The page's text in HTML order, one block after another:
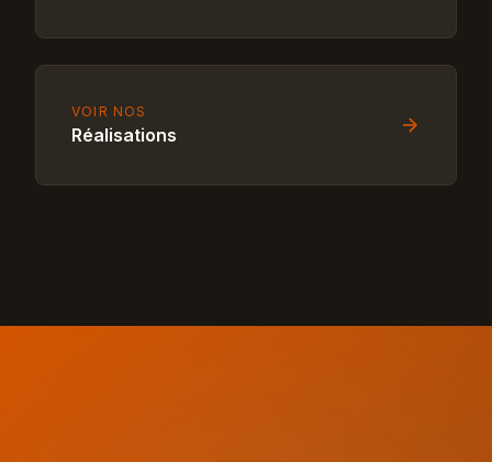
VOIR NOS
Réalisations